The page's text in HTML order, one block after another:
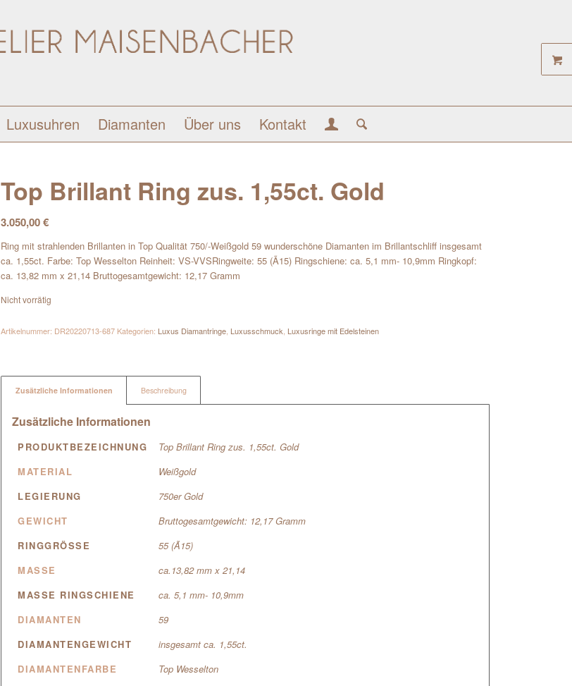
Luxusuhren Diamanten Über uns Kontakt
Top Brillant Ring zus. 1,55ct. Gold
3.050,00€
Ring mit strahlenden Brillanten in Top Qualität 750/-Weißgold 59 wunderschöne Diamanten im Brillantschliff insgesamt
ca. 1,55ct. Farbe: Top Wesselton Reinheit: VS-VVSRingweite: 55 (Ã15) Ringschiene: ca. 5,1 mm- 10,9mm Ringkopf:
ca. 13,82 mm x 21,14 Bruttogesamtgewicht: 12,17 Gramm
Nicht vorrätig
Artikelnummer: DR20220713-687 Kategorien: Luxus Diamantringe Luxusschmuck Luxusringe mit Edelsteinen
Zusätzliche Informationen Beschreibung
Zusätzliche Informationen
PRODUKTBEZEICHNUNG
Top Brillant Ring zus. 1,55ct. Gold
MATERIAL
Weißgold
LEGIERUNG
750er Gold
GEWICHT
Bruttogesamtgewicht: 12,17 Gramm
RINGGRÖSSE
55 (Ã15)
MASSE
ca.13,82 mm x 21,14
MASSE RINGSCHIENE
ca. 5,1 mm- 10,9mm
DIAMANTEN
59
DIAMANTENGEWICHT
insgesamt ca. 1,55ct.
DIAMANTENFARBE
Top Wesselton